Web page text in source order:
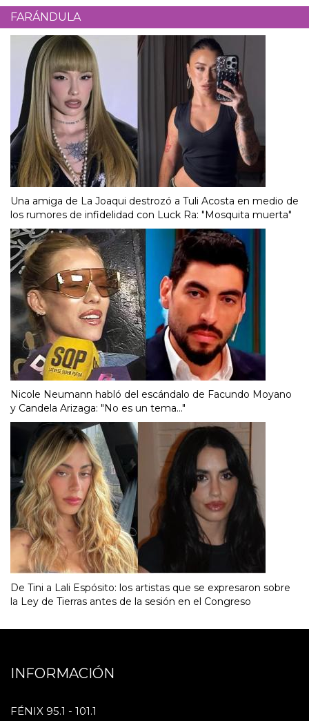
FARÁNDULA
Una amiga de La Joaqui destrozó a Tuli Acosta en medio de
los rumores de infidelidad con Luck Ra: "Mosquita muerta"
Nicole Neumann habló del escándalo de Facundo Moyano
y Candela Arizaga: "No es un tema..."
De Tini a Lali Espósito: los artistas que se expresaron sobre
la Ley de Tierras antes de la sesión en el Congreso
INFORMACIÓN
FÉNIX 95.1 - 101.1